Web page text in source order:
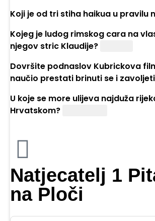
Koji je od tri stiha haikua u pravilu
Kojeg je ludog rimskog cara na
njegov stric Klaudije?
Dovršite podnaslov Kubrickova
naučio prestati brinuti se i
U koje se more ulijeva najduža
Hrvatskom?
Natjecatelj 1
na Ploči